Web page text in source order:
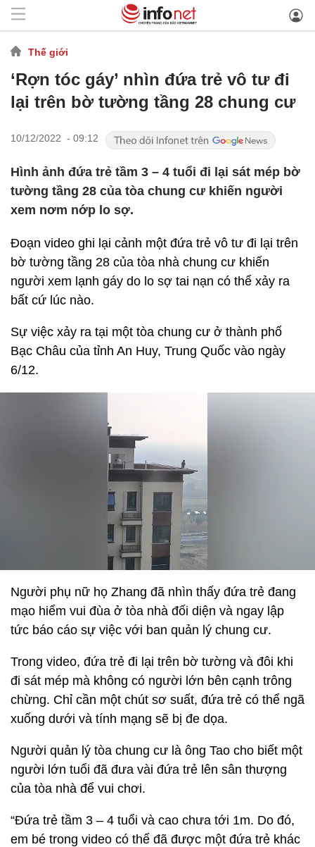
Thế giới
‘Rợn tóc gáy’ nhìn đứa trẻ vô tư đi
lại trên bờ tường tầng 28 chung cư
10/12/2022 - 09:12
Hình ảnh đứa trẻ tầm 3 – 4 tuổi đi lại sát mép bờ
tường tầng 28 của tòa chung cư khiến người
xem nơm nớp lo sợ.
Đoạn video ghi lại cảnh một đứa trẻ vô tư đi lại trên
bờ tường tầng 28 của tòa nhà chung cư khiến
người xem lạnh gáy do lo sợ tai nạn có thể xảy ra
bất cứ lúc nào.
Sự việc xảy ra tại một tòa chung cư ở thành phố
Bạc Châu của tỉnh An Huy, Trung Quốc vào ngày
6/12.
Người phụ nữ họ Zhang đã nhìn thấy đứa trẻ đang
mạo hiểm vui đùa ở tòa nhà đối diện và ngay lập
tức báo cáo sự việc với ban quản lý chung cư.
Trong video, đứa trẻ đi lại trên bờ tường và đôi khi
đi sát mép mà không có người lớn bên cạnh trông
chừng. Chỉ cần một chút sơ suất, đứa trẻ có thể ngã
xuống dưới và tính mạng sẽ bị đe dọa.
Người quản lý tòa chung cư là ông Tao cho biết một
người lớn tuổi đã đưa vài đứa trẻ lên sân thượng
của tòa nhà để vui chơi.
“Đứa trẻ tầm 3 – 4 tuổi và cao chưa tới 1m. Do đó,
em bé trong video có thể đã được một đứa trẻ khác